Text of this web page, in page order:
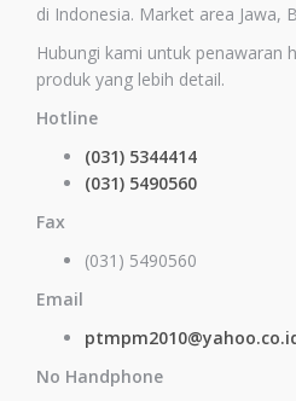
di Indonesia. Market area Jawa,
Hubungi kami untuk penawaran
produk yang lebih detail.
Hotline
(031) 5344414
(031) 5490560
Fax
(031) 5490560
Email
No Handphone